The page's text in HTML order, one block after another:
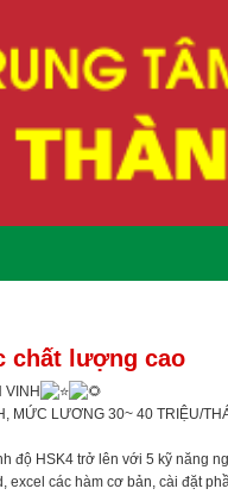
chất lượng cao
VINH
MỨC LƯƠNG 30~ 40 TRIỆU/
độ HSK4 trở lên với 5 kỹ năng
excel các hàm cơ bản, cài đặt